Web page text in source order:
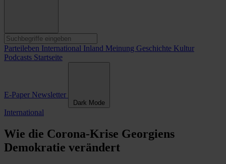
Parteileben International Inland Meinung Geschichte Kultur
Podcasts Startseite
E-Paper Newsletter
Dark Mode
International
Wie die Corona-Krise Georgiens
Demokratie verändert